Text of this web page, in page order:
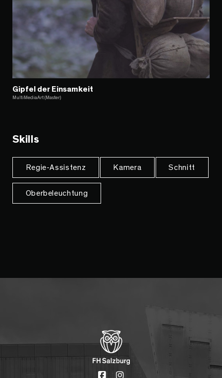
Gipfel der Einsamkeit
MultiMediaArt (Master)
Skills
Regie-Assistenz Kamera Schnitt
Oberbeleuchtung